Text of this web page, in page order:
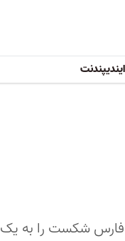
فارس شکست را به یک